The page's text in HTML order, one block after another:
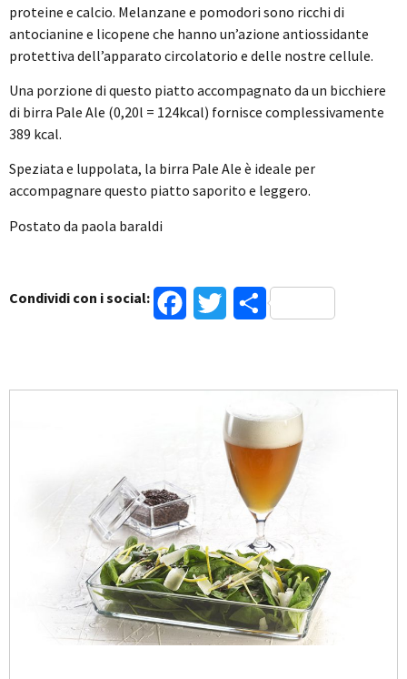
proteine e calcio. Melanzane e pomodori sono ricchi di
antocianine e licopene che hanno un’azione antiossidante
protettiva dell’apparato circolatorio e delle nostre cellule.
Una porzione di questo piatto accompagnato da un bicchiere
di birra Pale Ale (0,20l = 124kcal) fornisce complessivamente
389 kcal.
Speziata e luppolata, la birra Pale Ale è ideale per
accompagnare questo piatto saporito e leggero.
Postato da paola baraldi
Condividi con i social: FacebookTwitterCondividi